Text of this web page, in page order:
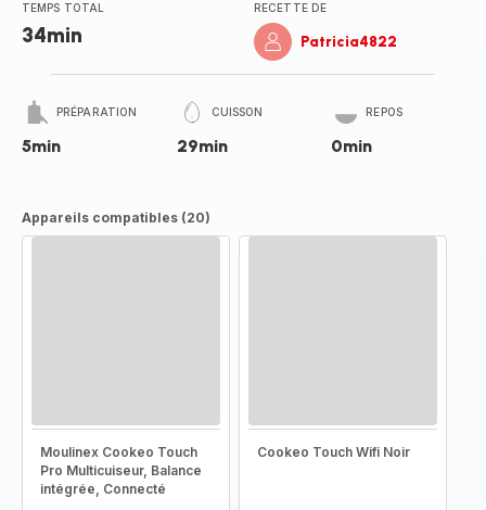
TEMPS TOTAL
34min
RECETTE DE
Patricia4822
PRÉPARATION
5min
CUISSON
29min
REPOS
0min
Appareils compatibles (20)
Moulinex Cookeo Touch
Pro Multicuiseur, Balance
intégrée, Connecté
Cookeo Touch Wifi Noir